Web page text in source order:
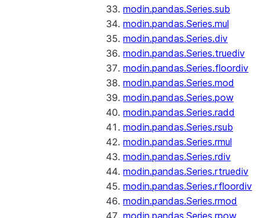
modin.pandas.Series.sub
modin.pandas.Series.mul
modin.pandas.Series.div
modin.pandas.Series.truediv
modin.pandas.Series.floordiv
modin.pandas.Series.mod
modin.pandas.Series.pow
modin.pandas.Series.radd
modin.pandas.Series.rsub
modin.pandas.Series.rmul
modin.pandas.Series.rdiv
modin.pandas.Series.rtruediv
modin.pandas.Series.rfloordiv
modin.pandas.Series.rmod
modin.pandas.Series.rpow